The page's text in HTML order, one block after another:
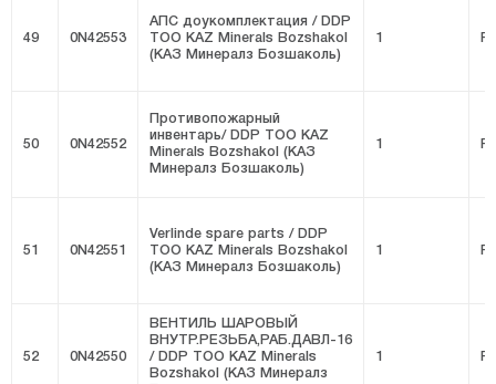
49 0N42553
АПС доукомплектация / DDP
ТОО KAZ Minerals Bozshakol
(КАЗ Минералз Бозшаколь)
1
50 0N42552
Противопожарный
инвентарь/ DDP ТОО KAZ
Minerals Bozshakol (КАЗ
Минералз Бозшаколь)
1
51 0N42551
Verlinde spare parts / DDP
ТОО KAZ Minerals Bozshakol
(КАЗ Минералз Бозшаколь)
1
52 0N42550
ВЕНТИЛЬ ШАРОВЫЙ
ВНУТР.РЕЗЬБА,РАБ.ДАВЛ-16
/ DDP ТОО KAZ Minerals
Bozshakol (КАЗ Минералз
1